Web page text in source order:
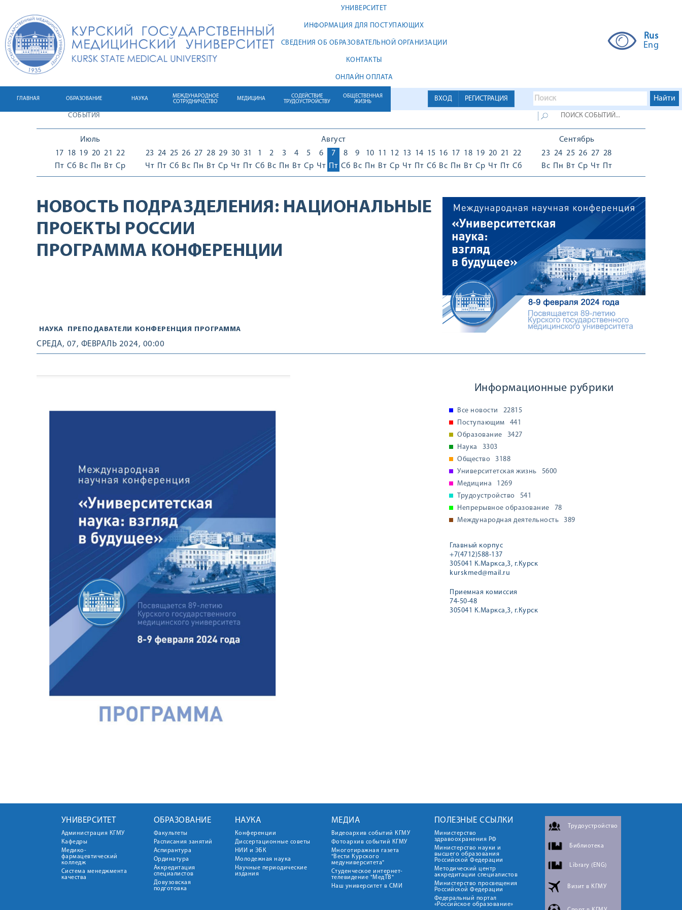
УНИВЕРСИТЕТ
ИНФОРМАЦИЯ ДЛЯ ПОСТУПАЮЩИХ
СВЕДЕНИЯ ОБ ОБРАЗОВАТЕЛЬНОЙ ОРГАНИЗАЦИИ
КОНТАКТЫ
ОНЛАЙН ОПЛАТА
Rus
Eng
ВХОД РЕГИСТРАЦИЯ
ГЛАВНАЯ ОБРАЗОВАНИЕ НАУКА
МЕЖДУНАРОДНОЕ
СОТРУДНИЧЕСТВО
МЕДИЦИНА
СОДЕЙСТВИЕ
ТРУДОУСТРОЙСТВУ
ОБЩЕСТВЕННАЯ
ЖИЗНЬ
СОБЫТИЯ
Июль
17
Пт
18
Сб
19
Вс
20
Пн
21
Вт
22
Ср
Август
23
Чт
24
Пт
25
Сб
26
Вс
27
Пн
28
Вт
29
Ср
30
Чт
31
Пт
1
Сб
2
Вс
3
Пн
4
Вт
5
Ср
6
Чт
7
Пт
8
Сб
9
Вс
10
Пн
11
Вт
12
Ср
13
Чт
14
Пт
15
Сб
16
Вс
17
Пн
18
Вт
19
Ср
20
Чт
21
Пт
22
Сб
Сентябрь
23
Вс
24
Пн
25
Вт
26
Ср
27
Чт
28
Пт
НОВОСТЬ ПОДРАЗДЕЛЕНИЯ: НАЦИОНАЛЬНЫЕ
ПРОЕКТЫ РОССИИ
ПРОГРАММА КОНФЕРЕНЦИИ
НАУКА ПРЕПОДАВАТЕЛИ КОНФЕРЕНЦИЯ ПРОГРАММА
СРЕДА, 07, ФЕВРАЛЬ 2024, 00:00
Информационные рубрики
Все новости
22815
Поступающим
441
Образование
3427
Наука
3303
Общество
3188
Университетская жизнь
5600
Медицина
1269
Трудоустройство
541
Непрерывное образование
78
Международная деятельность
389
Главный корпус
+7(4712)588-137
305041 К.Маркса,3, г.Курск
kurskmed@mail.ru
Приемная комиссия
74-50-48
305041 К.Маркса,3, г.Курск
УНИВЕРСИТЕТ
Администрация КГМУ
Кафедры
Медико-
фармацевтический
колледж
Система менеджмента
качества
ОБРАЗОВАНИЕ
Факультеты
Расписания занятий
Аспирантура
Ординатура
Аккредитация
специалистов
Довузовская
подготовка
НАУКА
Конференции
Диссертационные советы
НИИ и ЭБК
Молодежная наука
Научные периодические
издания
МЕДИА
Видеоархив событий КГМУ
Фотоархив событий КГМУ
Многотиражная газета
"Вести Курского
медуниверситета"
Студенческое интернет-
телевидение "МедТВ"
Наш университет в СМИ
ПОЛЕЗНЫЕ ССЫЛКИ
Министерство
здравоохранения РФ
Министерство науки и
высшего образования
Российской Федерации
Методический центр
аккредитации специалистов
Министерство просвещения
Российской Федерации
Федеральный портал
«Российское образование»
Трудоустройство
Библиотека
Library (ENG)
Визит в КГМУ